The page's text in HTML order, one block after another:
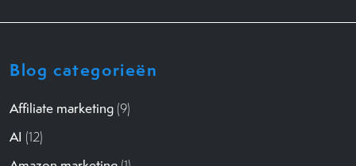
Blog categorieën
Affiliate marketing (9)
AI (12)